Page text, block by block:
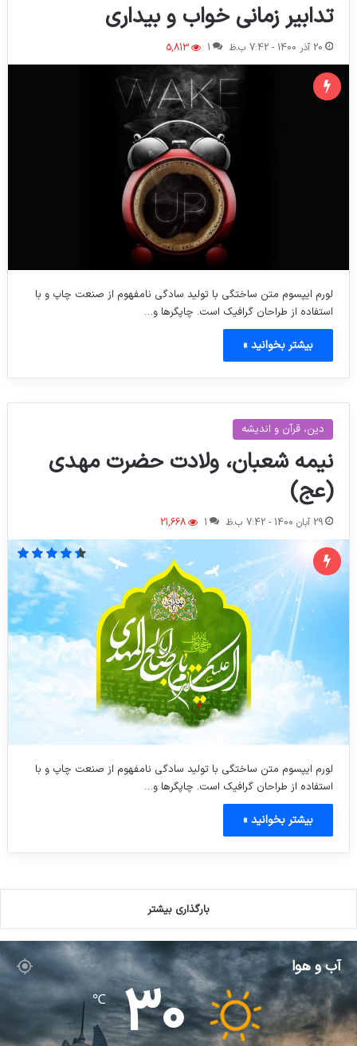
تدابیر زمانی خواب و بیداری
20 آذر 1400 - 7:42 ب.ظ 1
5,813
لورم ایپسوم متن ساختگی با تولید سادگی نامفهوم از صنعت چاپ و با
استفاده از طراحان گرافیک است. چاپگرها و…
بیشتر بخوانید »
دین، قرآن و اندیشه
نیمه شعبان، ولادت حضرت مهدی
(عج)
29 آبان 1400 - 7:42 ب.ظ 1
21,668
لورم ایپسوم متن ساختگی با تولید سادگی نامفهوم از صنعت چاپ و با
استفاده از طراحان گرافیک است. چاپگرها و…
بیشتر بخوانید »
بارگذاری بیشتر
آب و هوا
30
℃